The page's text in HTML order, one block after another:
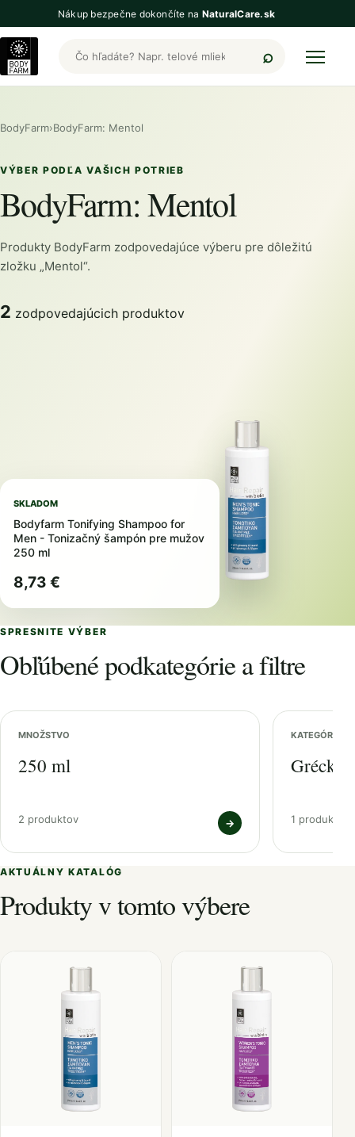
Nákup bezpečne dokončíte na NaturalCare.sk
Hľadať produkty BodyFarm
BodyFarm›BodyFarm: Mentol
VÝBER PODĽA VAŠICH POTRIEB
BodyFarm: Mentol
Produkty BodyFarm zodpovedajúce výberu pre dôležitú
zložku „Mentol“.
2 zodpovedajúcich produktov
SKLADOM
Bodyfarm Tonifying Shampoo for
Men - Tonizačný šampón pre mužov
250 ml
8,73 €
SPRESNITE VÝBER
Obľúbené podkategórie a filtre
MNOŽSTVO
250 ml
2 produktov →
KATEGÓRIA
Grécka
1 produktov
AKTUÁLNY KATALÓG
Produkty v tomto výbere